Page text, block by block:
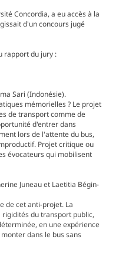
Concordia, a eu accès à la
d'un concours jugé
rapport du jury :
Sari (Indonésie).
mémorielles ? Le projet
de transport comme de
d'entrer dans
lors de l'attente du bus,
Projet critique ou
évocateurs qui mobilisent
Juneau et Laetitia Bégin-
de cet anti-projet. La
du transport public,
en une expérience
dans le bus sans